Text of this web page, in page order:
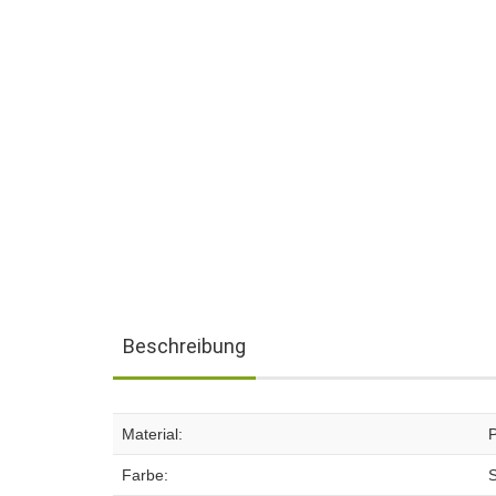
Beschreibung
Material:
Farbe: